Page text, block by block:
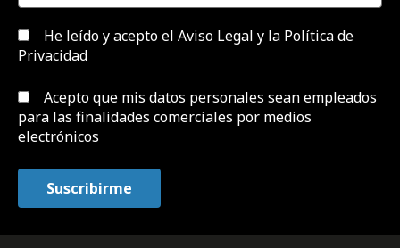
He leído y acepto el Aviso Legal y la Política de
Privacidad
Acepto que mis datos personales sean empleados
para las finalidades comerciales por medios
electrónicos